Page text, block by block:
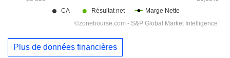
Plus de données financières